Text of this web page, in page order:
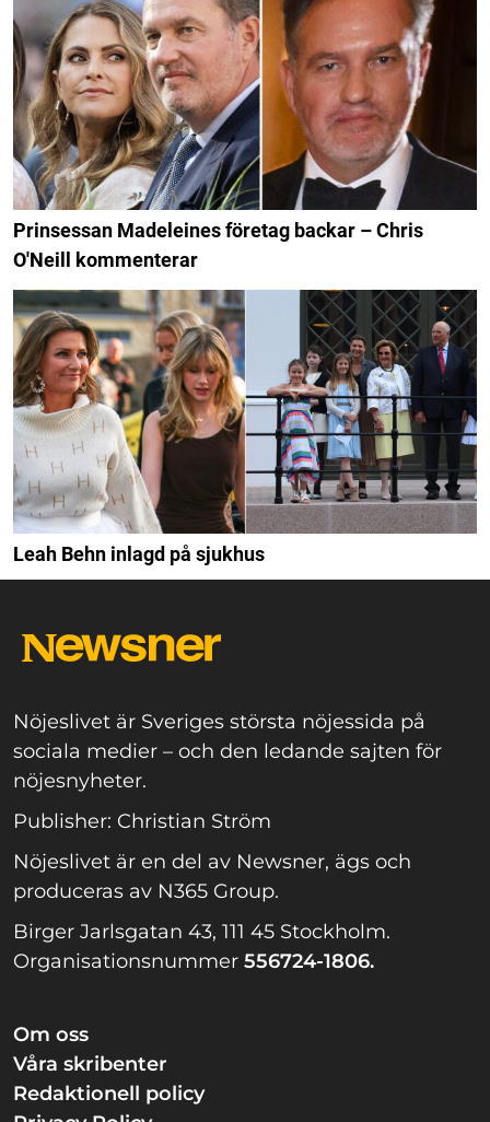
Prinsessan Madeleines företag backar – Chris
O'Neill kommenterar
Leah Behn inlagd på sjukhus
Nöjeslivet är Sveriges största nöjessida på
sociala medier – och den ledande sajten för
nöjesnyheter.
Publisher: Christian Ström
Nöjeslivet är en del av Newsner, ägs och
produceras av N365 Group.
Birger Jarlsgatan 43, 111 45 Stockholm.
Organisationsnummer 556724-1806.
Om oss
Våra skribenter
Redaktionell policy